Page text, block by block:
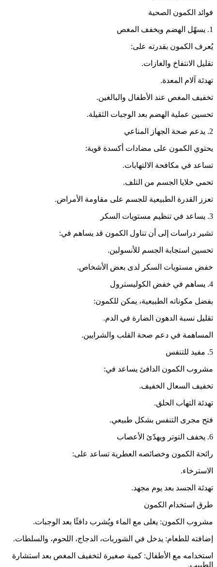
فوائد الكمون الصحية
1. يسهّل الهضم ويخفف المغص
يُعرف الكمون بقدرته على:
تقليل الانتفاخ والغازات.
تهدئة آلام المعدة.
تخفيف المغص عند الأطفال والبالغين.
تحسين عملية الهضم بعد الوجبات الثقيلة.
2. يدعم صحة الجهاز المناعي
يحتوي الكمون على مضادات أكسدة قوية:
تساعد في مكافحة الالتهابات.
تحمي خلايا الجسم من التلف.
تعزز القدرة الطبيعية للجسم على مقاومة الأمراض.
3. يساعد في تنظيم مستويات السكر
تشير دراسات إلى أن تناول الكمون قد يساهم في:
تحسين استجابة الجسم للأنسولين.
خفض مستويات السكر لدى بعض الأشخاص.
4. يساهم في خفض الكوليسترول
بفضل مكوناته الطبيعية، يمكن للكمون:
تقليل نسبة الدهون الضارة في الدم.
المساهمة في دعم صحة القلب والشرايين.
5. مفيد للتنفس
مشروب الكمون الدافئ يساعد في:
تخفيف السعال الخفيف.
تهدئة التهاب الحلق.
فتح مجرى التنفس بشكل طبيعي.
6. يخفف التوتر ويهدّئ الأعصاب
رائحة الكمون وخصائصه العطرية تساعد على:
الاسترخاء.
تهدئة الجسد بعد يوم مجهد.
طرق استخدام الكمون
مشروب الكمون: يغلى مع الماء ويُشرب دافئًا بعد الوجبات.
إضافته للطعام: يدخل في الشوربات، الدجاج، اللحوم، والسلطات.
استخدامه مع الأطفال: كمية صغيرة لتخفيف المغص بعد استشارة
الطبيب.